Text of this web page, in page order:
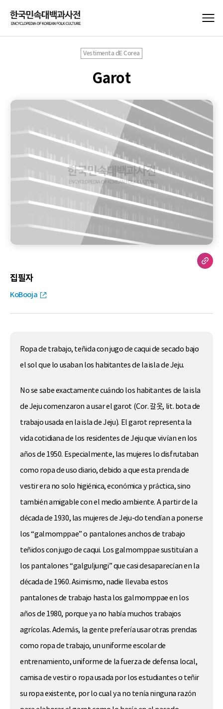
Vestimenta dE Corea
Garot
집필자
KoBooja
Ropa de trabajo, teñida con jugo de caqui de secado bajo
el sol que lo usaban los habitantes de la isla de Jeju.
No se sabe exactamente cuándo los habitantes de la isla
de Jeju comenzaron a usar el garot (Cor. 갈옷, lit. bota de
trabajo usada en la isla de Jeju). El garot representa la
vida cotidiana de los residentes de Jeju que vivían en los
años de 1950. Especialmente, las mujeres lo disfrutaban
como ropa de uso diario, debido a que esta prenda de
vestir era no solo higiénica, económica y práctica, sino
también amigable con el medio ambiente. A partir de la
década de 1930, las mujeres de Jeju-do tendían a ponerse
los “galmomppae” o pantalones anchos de trabajo
teñidos con jugo de caqui. Los galmomppae sustituían a
los pantalones “galguljungi” que casi desaparecían en la
década de 1960. Asimismo, nadie llevaba estos
pantalones de trabajo hasta los galmomppae en los
años de 1980, porque ya no había muchos trabajos
agrícolas. Además, la gente prefería usar otras prendas
como ropa de trabajo, un uniforme escolar de
entrenamiento, uniforme de la fuerza de defensa local,
camisa de vestir o ropa usada por los estudiantes o teñir
su ropa existente, por lo cual ya no tenía ninguna razón